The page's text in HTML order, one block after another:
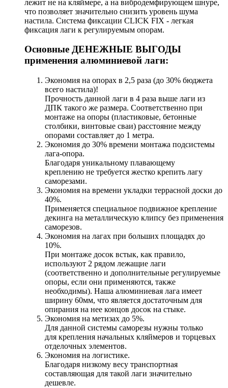
лежит не на кляймере, а на вибродемфирующем шнуре,
что позволяет значительно снизить уровень шума
настила. Система фиксации CLICK FIX - легкая
фиксация лаги к регулируемым опорам.
Основные ДЕНЕЖНЫЕ ВЫГОДЫ
применения алюминиевой лаги:
Экономия на опорах в 2,5 раза (до 30% бюджета
всего настила)!
Прочность данной лаги в 4 раза выше лаги из
ДПК такого же размера. Соответственно при
монтаже на опоры (пластиковые, бетонные
столбики, винтовые сваи) расстояние между
опорами составляет до 1 метра.
Экономия до 30% времени монтажа подсистемы
лага-опора.
Благодаря уникальному плавающему
креплению не требуется жестко крепить лагу
саморезами.
Экономия на времени укладки террасной доски до
40%.
Применяется специальное подвижное крепление
декинга на металлическую клипсу без применения
саморезов.
Экономия на лагах при больших площадях до
10%.
При монтаже досок встык, как правило,
используют 2 рядом лежащие лаги
(соответственно и дополнительные регулируемые
опоры, если они применяются, также
необходимы). Наша алюминиевая лага имеет
ширину 60мм, что является достаточным для
опирания на нее концов досок на стыке.
Экономия на метизах до 5%.
Для данной системы саморезы нужны только
для крепления начальных кляймеров и торцевых
отделочных элементов.
Экономия на логистике.
Благодаря низкому весу транспортная
составляющая для такой лаги значительно
дешевле.